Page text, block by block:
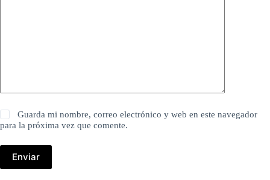
Guarda mi nombre, correo electrónico y web en este navegador
para la próxima vez que comente.
Enviar